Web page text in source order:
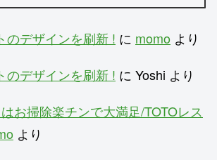
のデザインを刷新 ! に momo より
のデザインを刷新 ! に Yoshi より
お掃除楽チンで大満足/TOTOレス
より